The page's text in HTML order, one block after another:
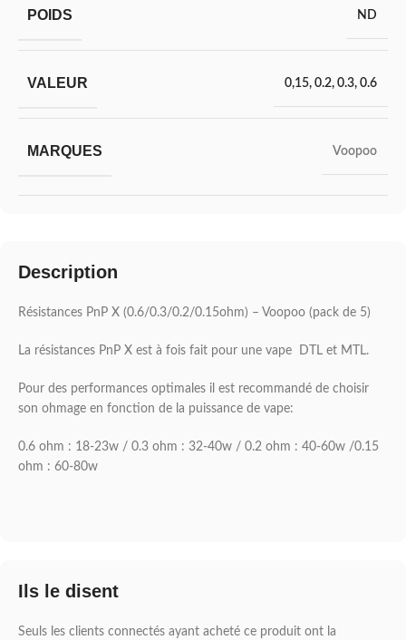
Description
Résistances PnP X (0.6/0.3/0.2/0.15ohm) – Voopoo (pack de 5)
La résistances PnP X est à fois fait pour une vape DTL et MTL.
Pour des performances optimales il est recommandé de choisir
son ohmage en fonction de la puissance de vape:
0.6 ohm : 18-23w / 0.3 ohm : 32-40w / 0.2 ohm : 40-60w /0.15
ohm : 60-80w
POIDS ND
VALEUR 0,15, 0.2, 0.3, 0.6
MARQUES Voopoo
Ils le disent
Seuls les clients connectés ayant acheté ce produit ont la